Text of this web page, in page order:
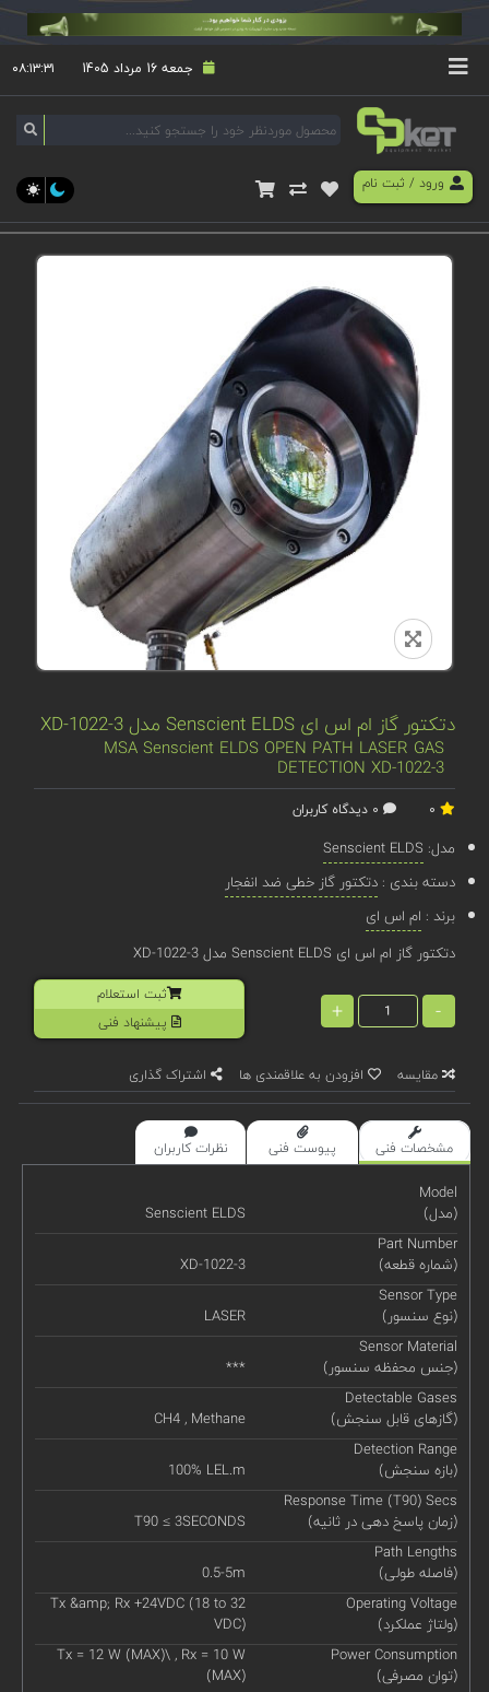
جمعه 16 مرداد 1405 ۰۸:۱۳:۳۱
ورود/ ثبت نام
دتکتور گاز ام اس ای Senscient ELDS مدل XD-1022-3
MSA Senscient ELDS OPEN PATH LASER GAS
DETECTION XD-1022-3
مدل: Senscient ELDS
دسته بندی :دتکتور گاز خطی ضد انفجار
برند : ام اس ای
دتکتور گاز ام اس ای Senscient ELDS مدل XD-1022-3
-
+
ثبت استعلام
پیشنهاد فنی
مقایسه افزودن به علاقمندی ها اشتراک گذاری
مشخصات فنی پیوست فنی نظرات کاربران
Model
(مدل)
Senscient ELDS
Part Number
(شماره قطعه)
XD-1022-3
Sensor Type
(نوع سنسور)
LASER
Sensor Material
(جنس محفظه سنسور)
***
Detectable Gases
(گازهای قابل سنجش)
CH4 , Methane
Detection Range
(بازه سنجش)
100% LEL.m
Response Time (T90) Secs
(زمان پاسخ دهی در ثانیه)
T90 ≤ 3SECONDS
Path Lengths
(فاصله طولی)
0.5-5m
Operating Voltage
(ولتاژ عملکرد)
Tx &amp; Rx +24VDC (18 to 32
VDC)
Power Consumption
(توان مصرفی)
Tx = 12 W (MAX)\ , Rx = 10 W
(MAX)